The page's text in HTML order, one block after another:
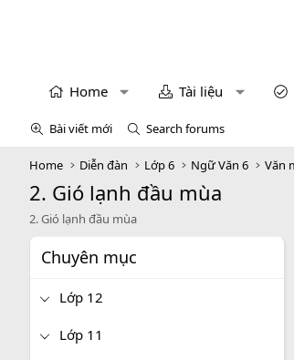
Home Tài liệu
Bài viết mới Search forums
Home Diễn đàn Lớp 6 Ngữ Văn 6 Văn
2. Gió lạnh đầu mùa
2. Gió lạnh đầu mùa
Chuyên mục
Lớp 12
Lớp 11